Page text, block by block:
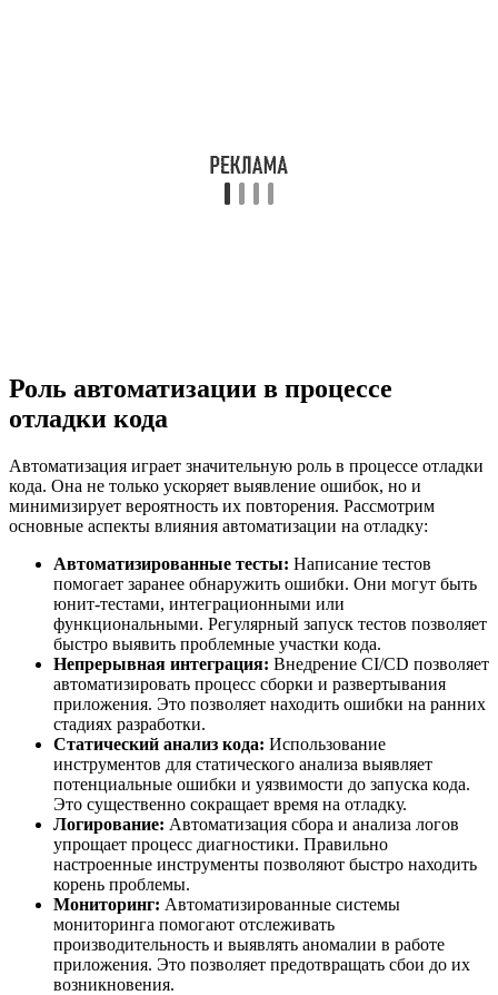
Роль автоматизации в процессе
отладки кода
Автоматизация играет значительную роль в процессе отладки
кода. Она не только ускоряет выявление ошибок, но и
минимизирует вероятность их повторения. Рассмотрим
основные аспекты влияния автоматизации на отладку:
Автоматизированные тесты: Написание тестов
помогает заранее обнаружить ошибки. Они могут быть
юнит-тестами, интеграционными или
функциональными. Регулярный запуск тестов позволяет
быстро выявить проблемные участки кода.
Непрерывная интеграция: Внедрение CI/CD позволяет
автоматизировать процесс сборки и развертывания
приложения. Это позволяет находить ошибки на ранних
стадиях разработки.
Статический анализ кода: Использование
инструментов для статического анализа выявляет
потенциальные ошибки и уязвимости до запуска кода.
Это существенно сокращает время на отладку.
Логирование: Автоматизация сбора и анализа логов
упрощает процесс диагностики. Правильно
настроенные инструменты позволяют быстро находить
корень проблемы.
Мониторинг: Автоматизированные системы
мониторинга помогают отслеживать
производительность и выявлять аномалии в работе
приложения. Это позволяет предотвращать сбои до их
возникновения.